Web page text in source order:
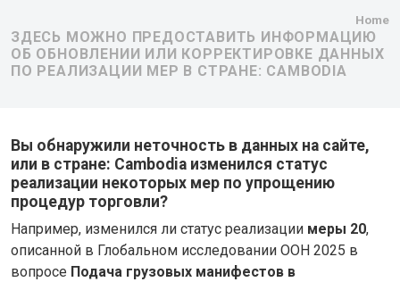
Home
ЗДЕСЬ МОЖНО ПРЕДОСТАВИТЬ ИНФОРМАЦИЮ
ОБ ОБНОВЛЕНИИ ИЛИ КОРРЕКТИРОВКЕ ДАННЫХ
ПО РЕАЛИЗАЦИИ МЕР В СТРАНЕ: CAMBODIA
Вы обнаружили неточность в данных на сайте,
или в стране: Cambodia изменился статус
реализации некоторых мер по упрощению
процедур торговли?
Например, изменился ли статус реализации меры 20,
описанной в Глобальном исследовании ООН 2025 в
вопросе Подача грузовых манифестов в